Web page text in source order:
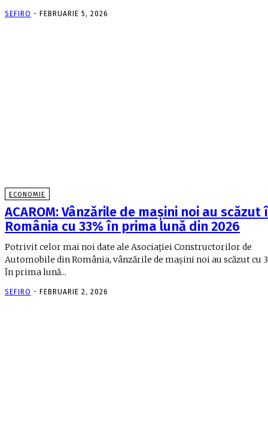
SEFIRO - FEBRUARIE 5, 2026
ECONOMIE
ACAROM: Vânzările de mașini noi au scăzut
România cu 33% în prima lună din 2026
Potrivit celor mai noi date ale Asociației Constructorilor de
Automobile din România, vânzările de mașini noi au scăzut cu
în prima lună...
SEFIRO - FEBRUARIE 2, 2026